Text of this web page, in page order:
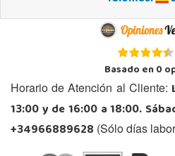
Basado en0
Horario de Atención al Cliente:
13:00 y de 16:00 a 18:00.
+34966889628 (Sólo días